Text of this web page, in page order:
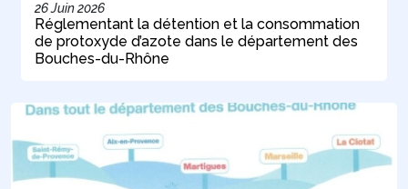
26 Juin 2026
Réglementant la détention et la consommation
de protoxyde d’azote dans le département des
Bouches-du-Rhône